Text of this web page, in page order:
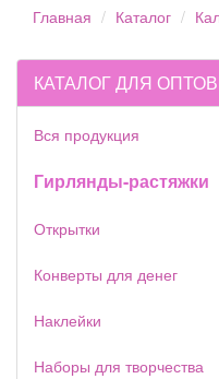
Главная Каталог
КАТАЛОГ ДЛЯ
Вся продукция
Гирлянды-растяжки
Открытки
Конверты для денег
Наклейки
Наборы для творчества